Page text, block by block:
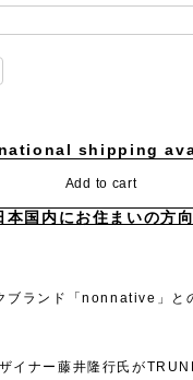
shipping
Add to cart
本国内にお住まいの方
ブランド「nonnative」と
イナー藤井隆行氏が